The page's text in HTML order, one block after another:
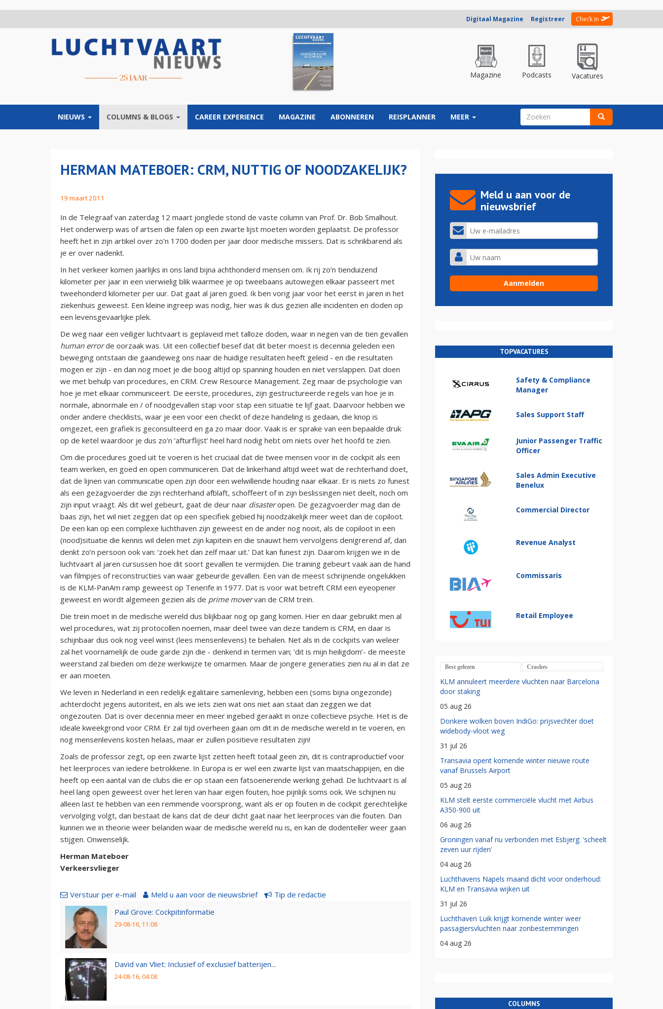
Digitaal Magazine Registreer Check in
Magazine Podcasts Vacatures
NIEUWS COLUMNS & BLOGS CAREER EXPERIENCE MAGAZINE ABONNEREN REISPLANNER MEER ZOEKVELD
HERMAN MATEBOER: CRM, NUTTIG OF NOODZAKELIJK?
19 maart 2011
In de Telegraaf van zaterdag 12 maart jonglede stond de vaste column van Prof. Dr. Bob Smalhout.
Het onderwerp was of artsen die falen op een zwarte lijst moeten worden geplaatst. De professor
heeft het in zijn artikel over zo’n 1700 doden per jaar door medische missers. Dat is schrikbarend als
je er over nadenkt.
In het verkeer komen jaarlijks in ons land bijna achthonderd mensen om. Ik rij zo’n tienduizend
kilometer per jaar in een vierwielig blik waarmee je op tweebaans autowegen elkaar passeert met
tweehonderd kilometer per uur. Dat gaat al jaren goed. Ik ben vorig jaar voor het eerst in jaren in het
ziekenhuis geweest. Een kleine ingreep was nodig, hier was ik dus gezien alle incidenten en doden op
een levensgevaarlijke plek.
De weg naar een veiliger luchtvaart is geplaveid met talloze doden, waar in negen van de tien gevallen
human errorde oorzaak was. Uit een collectief besef dat dit beter moest is decennia geleden een
beweging ontstaan die gaandeweg ons naar de huidige resultaten heeft geleid - en die resultaten
mogen er zijn - en dan nog moet je die boog altijd op spanning houden en niet verslappen. Dat doen
we met behulp van procedures, en CRM. Crew Resource Management. Zeg maar de psychologie van
hoe je met elkaar communiceert. De eerste, procedures, zijn gestructureerde regels van hoe je in
normale, abnormale en / of noodgevallen stap voor stap een situatie te lijf gaat. Daarvoor hebben we
onder andere checklists, waar je een voor een checkt of deze handeling is gedaan, die knop is
omgezet, een grafiek is geconsulteerd en ga zo maar door. Vaak is er sprake van een bepaalde druk
op de ketel waardoor je dus zo’n ‘afturflijst’ heel hard nodig hebt om niets over het hoofd te zien.
Om die procedures goed uit te voeren is het cruciaal dat de twee mensen voor in de cockpit als een
team werken, en goed en open communiceren. Dat de linkerhand altijd weet wat de rechterhand doet,
dat de lijnen van communicatie open zijn door een welwillende houding naar elkaar. Er is niets zo funest
als een gezagvoerder die zijn rechterhand afblaft, schoffeert of in zijn beslissingen niet deelt, noch om
zijn input vraagt. Als dit wel gebeurt, gaat de deur naar disasteropen. De gezagvoerder mag dan de
baas zijn, het wil niet zeggen dat op een specifiek gebied hij noodzakelijk meer weet dan de copiloot.
De een kan op een complexe luchthaven zijn geweest en de ander nog nooit, als de copiloot in een
(nood)situatie die kennis wil delen met zijn kapitein en die snauwt hem vervolgens denigrerend af, dan
denkt zo’n persoon ook van: ‘zoek het dan zelf maar uit.’ Dat kan funest zijn. Daarom krijgen we in de
luchtvaart al jaren cursussen hoe dit soort gevallen te vermijden. Die training gebeurt vaak aan de hand
van filmpjes of reconstructies van waar gebeurde gevallen. Een van de meest schrijnende ongelukken
is de KLM-PanAm ramp geweest op Tenerife in 1977. Dat is voor wat betreft CRM een eyeopener
geweest en wordt algemeen gezien als de prime movervan de CRM trein.
Die trein moet in de medische wereld dus blijkbaar nog op gang komen. Hier en daar gebruikt men al
wel procedures, wat zij protocollen noemen, maar deel twee van deze tandem is CRM, en daar is
schijnbaar dus ook nog veel winst (lees mensenlevens) te behalen. Net als in de cockpits van weleer
zal het voornamelijk de oude garde zijn die - denkend in termen van; ‘dit is mijn heiligdom’- de meeste
weerstand zal bieden om deze werkwijze te omarmen. Maar de jongere generaties zien nu al in dat ze
er aan moeten.
We leven in Nederland in een redelijk egalitaire samenleving, hebben een (soms bijna ongezonde)
achterdocht jegens autoriteit, en als we iets zien wat ons niet aan staat dan zeggen we dat
ongezouten. Dat is over decennia meer en meer ingebed geraakt in onze collectieve psyche. Het is de
ideale kweekgrond voor CRM. Er zal tijd overheen gaan om dit in de medische wereld in te voeren, en
nog mensenlevens kosten helaas, maar er zullen positieve resultaten zijn!
Zoals de professor zegt, op een zwarte lijst zetten heeft totaal geen zin, dit is contraproductief voor
het leerproces van iedere betrokkene. In Europa is er wel een zwarte lijst van maatschappijen, en die
heeft op een aantal van de clubs die er op staan een fatsoenerende werking gehad. De luchtvaart is al
heel lang open geweest over het leren van haar eigen fouten, hoe pijnlijk soms ook. We schijnen nu
alleen last te hebben van een remmende voorsprong, want als er op fouten in de cockpit gerechtelijke
vervolging volgt, dan bestaat de kans dat de deur dicht gaat naar het leerproces van die fouten. Dan
kunnen we in theorie weer belanden waar de medische wereld nu is, en kan de dodenteller weer gaan
stijgen. Onwenselijk.
Herman Mateboer
Verkeersvlieger
Verstuur per e-mail Meld u aan voor de nieuwsbrief
Tip de redactie
Paul Grove: Cockpitinformatie
29-08-16, 11:08
David van Vliet: Inclusief of exclusief batterijen...
24-08-16, 04:08
Meld u aan voor de
nieuwsbrief
TOPVACATURES
Safety & Compliance
Manager
Sales Support Staff
Junior Passenger Traffic
Officer
Sales Admin Executive
Benelux
Commercial Director
Revenue Analyst
Commissaris
Retail Employee
Best gelezen Crashes
KLM annuleert meerdere vluchten naar Barcelona
door staking
05 aug 26
Donkere wolken boven IndiGo: prijsvechter doet
widebody-vloot weg
31 jul 26
Transavia opent komende winter nieuwe route
vanaf Brussels Airport
05 aug 26
KLM stelt eerste commerciële vlucht met Airbus
A350-900 uit
06 aug 26
Groningen vanaf nu verbonden met Esbjerg: 'scheelt
zeven uur rijden'
04 aug 26
Luchthavens Napels maand dicht voor onderhoud:
KLM en Transavia wijken uit
31 jul 26
Luchthaven Luik krijgt komende winter weer
passagiersvluchten naar zonbestemmingen
04 aug 26
COLUMNS